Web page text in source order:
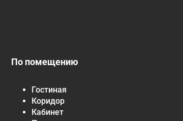
По помещению
Гостиная
Коридор
Кабинет